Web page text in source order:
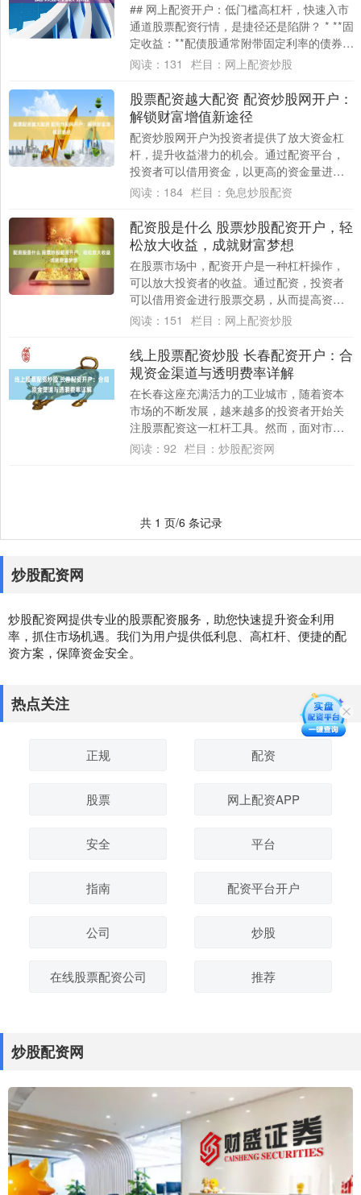
## 网上配资开户：低门槛高杠杆，快速入市
通道股票配资行情，是捷径还是陷阱？ * **固
定收益：**配债股通常附带固定利率的债券条
款，为投资者提供稳定的收益。 ....
阅读： 131 栏目： 网上配资炒股
股票配资越大配资 配资炒股网开户：
解锁财富增值新途径
配资炒股网开户为投资者提供了放大资金杠
杆，提升收益潜力的机会。通过配资平台，
投资者可以借用资金，以更高的资金量进行
股票交易，从而获得更高的收益。 然而，配
阅读： 184 栏目： 免息炒股配资
配资股是什么 股票炒股配资开户，轻
松放大收益，成就财富梦想
在股票市场中，配资开户是一种杠杆操作，
可以放大投资者的收益。通过配资，投资者
可以借用资金进行股票交易，从而提高资金
利用率，增加获利空间。 * **检查监管：**....
阅读： 151 栏目： 网上配资炒股
线上股票配资炒股 长春配资开户：合
规资金渠道与透明费率详解
在长春这座充满活力的工业城市，随着资本
市场的不断发展，越来越多的投资者开始关
注股票配资这一杠杆工具。然而，面对市场
上琳琅满目的配资平台，如何选择合规的资
阅读： 92 栏目： 炒股配资网
共 1 页/6 条记录
炒股配资网
炒股配资网提供专业的股票配资服务，助您快速提升资金利用
率，抓住市场机遇。我们为用户提供低利息、高杠杆、便捷的配
资方案，保障资金安全。
热点关注
正规 配资
股票 网上配资APP
安全 平台
指南 配资平台开户
公司 炒股
在线股票配资公司 推荐
炒股配资网